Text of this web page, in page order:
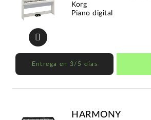
Korg
Piano digital
Entrega en 3/5 días
HARMONY